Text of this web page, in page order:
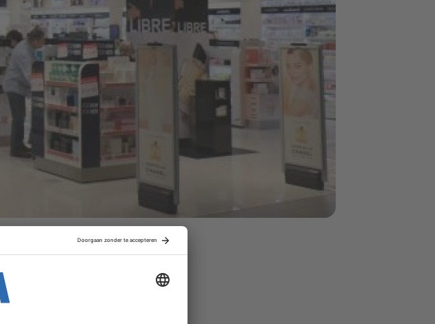
in vijftien winkels op Schiphol.
in deze winkels en
winkels en medewerkers staat
van Kappé en de
op de lange termijn in staat om